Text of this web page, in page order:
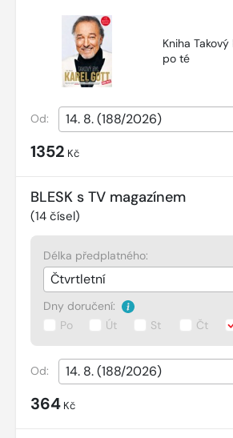
Kniha
po té
Od:
1352 Kč
BLESK s TV magazínem
(14 čísel)
Délka předplatného:
Dny doručení:
Po
Út St Čt
Od:
364 Kč